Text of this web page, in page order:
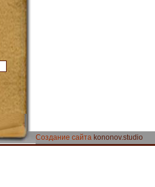
Создание сайта kononov.studio